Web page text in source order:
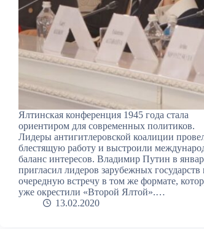
Ялтинская конференция 1945 года стала
ориентиром для современных политиков.
Лидеры антигитлеровской коалиции
блестящую работу и выстроили
баланс интересов. Владимир Путин в
пригласил лидеров зарубежных государств
очередную встречу в том же формате,
уже окрестили «Второй Ялтой».…
13.02.2020